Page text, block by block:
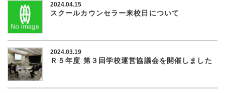
2024.04.15
スクールカウンセラー来校日について
2024.03.19
Ｒ５年度 第３回学校運営協議会を開催しました